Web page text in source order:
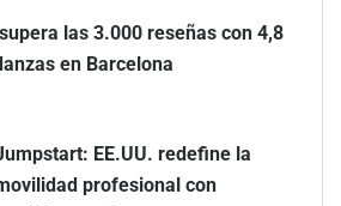
las 3.000 reseñas con 4,8
en Barcelona
EE.UU. redefine la
profesional con